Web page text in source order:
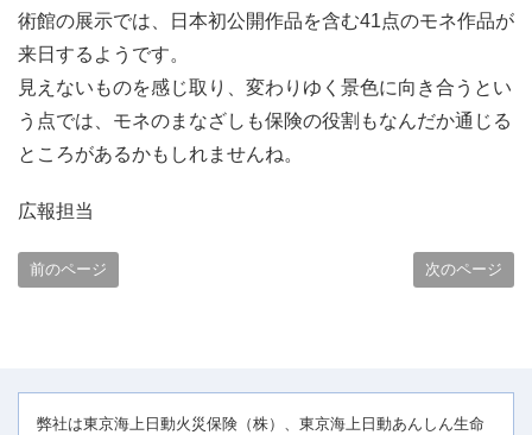
術館の展示では、日本初公開作品を含む41点のモネ作品が
来日するようです。
見えないものを感じ取り、変わりゆく景色に向き合うとい
う点では、モネのまなざしも保険の役割もなんだか通じる
ところがあるかもしれませんね。
広報担当
前のページ 次のページ
弊社は東京海上日動火災保険（株）、東京海上日動あんしん生命